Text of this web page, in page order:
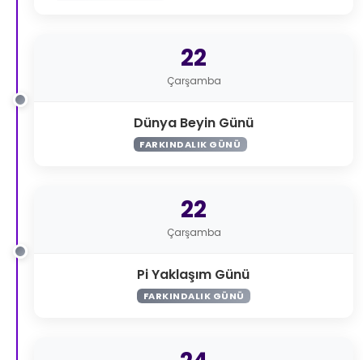
22
Çarşamba
Dünya Beyin Günü
FARKINDALIK GÜNÜ
22
Çarşamba
Pi Yaklaşım Günü
FARKINDALIK GÜNÜ